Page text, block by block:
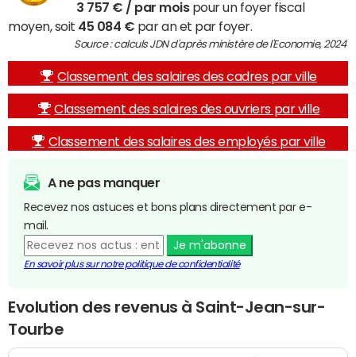
3 757 € / par moispour un foyer fiscal
moyen, soit 45 084 € par an et par foyer.
Source : calculs JDN d'après ministère de l'Economie, 2024
Classement des salaires des cadres par ville
Classement des salaires des ouvriers par ville
Classement des salaires des employés par ville
A ne pas manquer
Recevez nos astuces et bons plans directement par e-
mail.
Je m'abonne
En savoir plus sur notre politique de confidentialité
Evolution des revenus à Saint-Jean-sur-
Tourbe